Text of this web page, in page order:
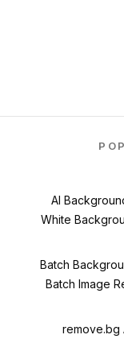
AI
White
Batch
Batch Image
remove.bg